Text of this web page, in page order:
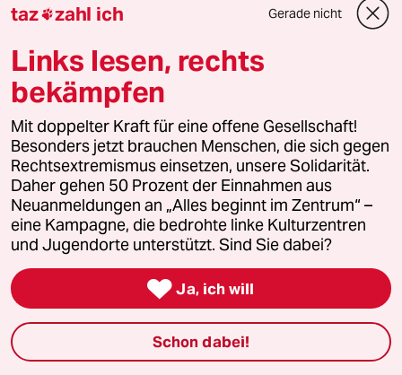
einschließlich 3,5 Prozent für
Verteidigungsausgaben können Sie weiterhin
das nationale Gesundheitssystem und das
Rentensystem nutzen. Aber dann sollten Sie
besser Russisch lernen. Das sind die
Zitat: Marc Rutte
T TheBox
12.06.2025,09:58 Uhr
Man kann das auch klaer formulieren:
Statt die 3.5% in die eigene
Verteidigung zu investieren, kann
man auch 10% an den russischen
Zaren abtreten, wie früher die
taz zahl ich Gerade nicht
Links lesen, rechts
bekämpfen
Mit doppelter Kraft für eine offene Gesellschaft!
Besonders jetzt brauchen Menschen, die sich gegen
Rechtsextremismus einsetzen, unsere Solidarität.
Daher gehen 50 Prozent der Einnahmen aus
Neuanmeldungen an „Alles beginnt im Zentrum“ –
eine Kampagne, die bedrohte linke Kulturzentren
und Jugendorte unterstützt. Sind Sie dabei?
 Ja, ich will
Schon dabei!